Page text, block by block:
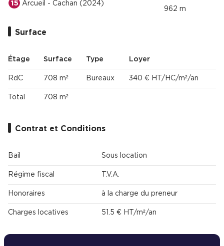
15 Arcueil - Cachan (2024)
962 m
Surface
Étage Surface Type Loyer
RdC 708 m² Bureaux 340 € HT/HC/m²/an
Total 708 m²
Contrat et Conditions
Bail Sous location
Régime fiscal T.V.A.
Honoraires à la charge du preneur
Charges locatives 51.5 € HT/m²/an